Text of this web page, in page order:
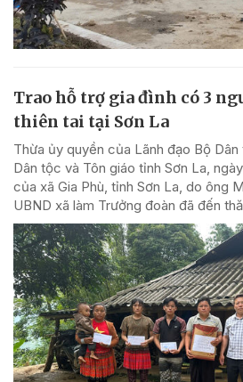
Trao hỗ trợ gia đình có 3
thiên tai tại Sơn La
Thừa ủy quyền của Lãnh đạo Bộ
Dân tộc và Tôn giáo tỉnh Sơn La,
của xã Gia Phù, tỉnh Sơn La, do ông
UBND xã làm Trưởng đoàn đã đến